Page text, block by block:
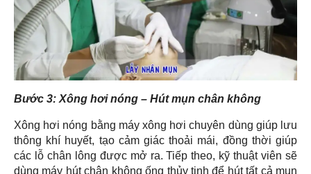
Bước 3: Xông hơi nóng – Hút mụn chân không
Xông hơi nóng bằng máy xông hơi chuyên dùng giúp lưu
thông khí huyết, tạo cảm giác thoải mái, đồng thời giúp
các lỗ chân lông được mở ra. Tiếp theo, kỹ thuật viên sẽ
dùng máy hút chân không ống thủy tinh để hút tất cả mụn